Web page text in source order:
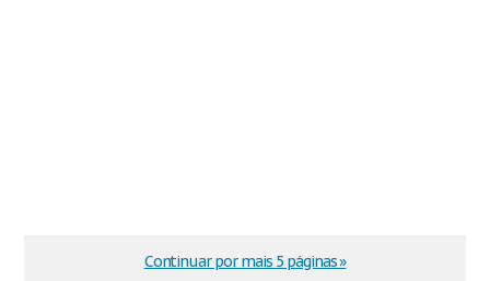
Continuar por mais 5 páginas »